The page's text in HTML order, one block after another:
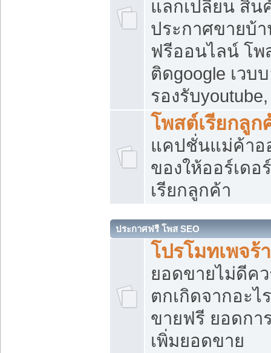
แลกเปลี่ยน สิน
ประกาศขายบ้
ฟรีออนไลน์ โพ
ติดgoogle เวบ
รองรับ
โพสต์เรียกลูก
แคปชั่นแม่ค้าอ
ของให้ออร์เดอ
เรียกลูกค้า
ประกาศฟรี โพส SEO
โปรโมทเพจร้
ยอดขายไม่ดีค
ตกเกิดจากอะไ
ขายฟรี ยอดกา
เพิ่มยอดขาย